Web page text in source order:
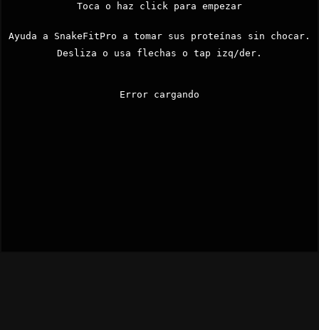
Toca o haz click para empezar
Ayuda a SnakeFitPro a tomar sus proteínas sin chocar.
Desliza o usa flechas o tap izq/der.
Error cargando